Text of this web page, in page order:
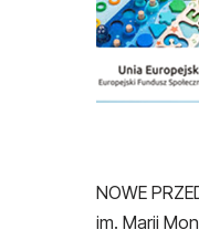
NOWE
im. Marii